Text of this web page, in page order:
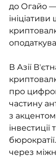
до Огайо
В Азії
про
частину
з
через